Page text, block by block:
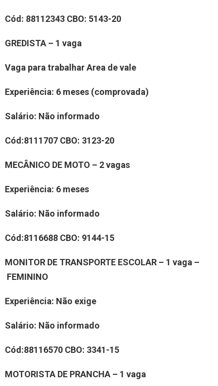
Cód: 88112343 CBO: 5143-20
GREDISTA – 1 vaga
Vaga para trabalharArea de vale
Experiência: 6 meses (comprovada)
Salário: Não informado
Cód:8111707 CBO: 3123-20
MECÂNICO DE MOTO – 2vagas
Experiência: 6 meses
Salário: Não informado
Cód:8116688 CBO: 9144-15
MONITOR DE TRANSPORTE ESCOLAR – 1 vaga –
FEMININO
Experiência: Não exige
Salário: Não informado
Cód:88116570 CBO: 3341-15
MOTORISTA DE PRANCHA – 1 vaga